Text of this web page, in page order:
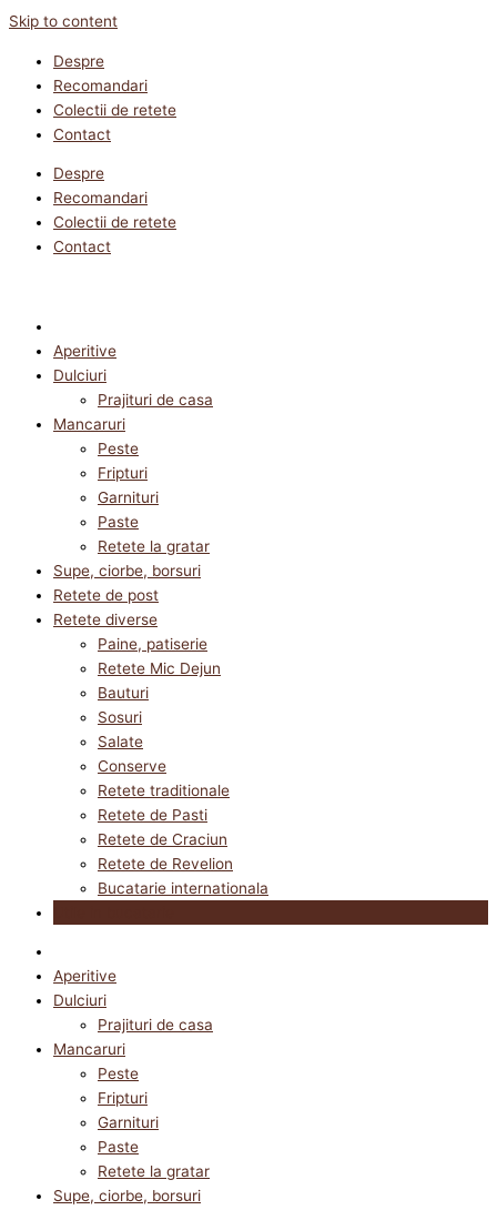
Skip to content
Despre
Recomandari
Colectii de retete
Contact
Despre
Recomandari
Colectii de retete
Contact
Aperitive
Dulciuri
Prajituri de casa
Mancaruri
Peste
Fripturi
Garnituri
Paste
Retete la gratar
Supe, ciorbe, borsuri
Retete de post
Retete diverse
Paine, patiserie
Retete Mic Dejun
Bauturi
Sosuri
Salate
Conserve
Retete traditionale
Retete de Pasti
Retete de Craciun
Retete de Revelion
Bucatarie internationala
Aperitive
Dulciuri
Prajituri de casa
Mancaruri
Peste
Fripturi
Garnituri
Paste
Retete la gratar
Supe, ciorbe, borsuri